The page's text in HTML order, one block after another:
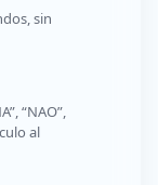
sin
“NAO”,
al